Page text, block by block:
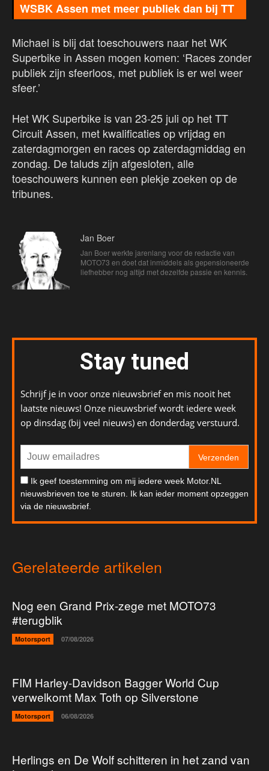
WSBK Assen met meer publiek dan bij TT
Michael is blij dat toeschouwers naar het WK
Superbike in Assen mogen komen: ‘Races zonder
publiek zijn sfeerloos, met publiek is er wel weer
sfeer.’
Het WK Superbike is van 23-25 juli op het TT
Circuit Assen, met kwalificaties op vrijdag en
zaterdagmorgen en races op zaterdagmiddag en
zondag. De taluds zijn afgesloten, alle
toeschouwers kunnen een plekje zoeken op de
tribunes.
Jan Boer
Jan Boer werkte jarenlang voor de redactie van
MOTO73 en doet dat inmiddels als gepensioneerde
liefhebber nog altijd met dezelfde passie en kennis.
Stay tuned
Schrijf je in voor onze nieuwsbrief en mis nooit het
laatste nieuws! Onze nieuwsbrief wordt iedere week
op dinsdag (bij veel nieuws) en donderdag verstuurd.
Verzenden
Ik geef toestemming om mij iedere week Motor.NL
nieuwsbrieven toe te sturen. Ik kan ieder moment opzeggen
via de nieuwsbrief.
Gerelateerde artikelen
Nog een Grand Prix-zege met MOTO73
#terugblik
Motorsport 07/08/2026
FIM Harley-Davidson Bagger World Cup
verwelkomt Max Toth op Silverstone
Motorsport 06/08/2026
Herlings en De Wolf schitteren in het zand van